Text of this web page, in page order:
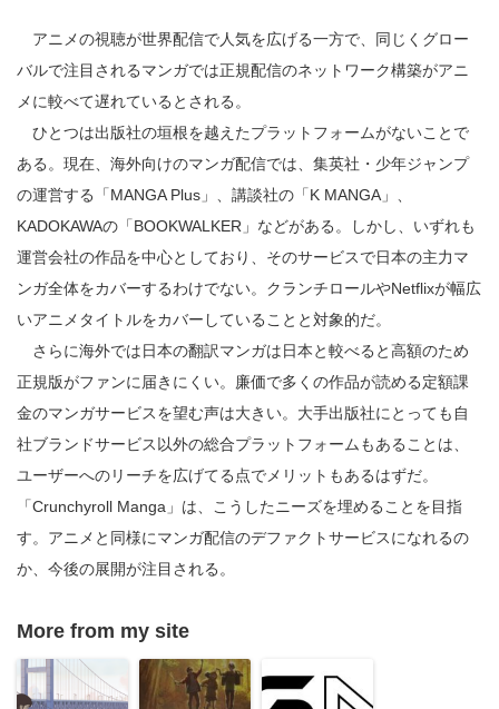
アニメの視聴が世界配信で人気を広げる一方で、同じくグロー
バルで注目されるマンガでは正規配信のネットワーク構築がアニ
メに較べて遅れているとされる。
ひとつは出版社の垣根を越えたプラットフォームがないことで
ある。現在、海外向けのマンガ配信では、集英社・少年ジャンプ
の運営する「MANGA Plus」、講談社の「K MANGA」、
KADOKAWAの「BOOKWALKER」などがある。しかし、いずれも
運営会社の作品を中心としており、そのサービスで日本の主力マ
ンガ全体をカバーするわけでない。クランチロールやNetflixが幅広
いアニメタイトルをカバーしていることと対象的だ。
さらに海外では日本の翻訳マンガは日本と較べると高額のため
正規版がファンに届きにくい。廉価で多くの作品が読める定額課
金のマンガサービスを望む声は大きい。大手出版社にとっても自
社ブランドサービス以外の総合プラットフォームもあることは、
ユーザーへのリーチを広げてる点でメリットもあるはずだ。
「Crunchyroll Manga」は、こうしたニーズを埋めることを目指
す。アニメと同様にマンガ配信のデファクトサービスになれるの
か、今後の展開が注目される。
More from my site